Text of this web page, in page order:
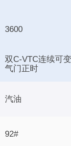
3600
双C-VTC连续可
气门正时
汽油
92#